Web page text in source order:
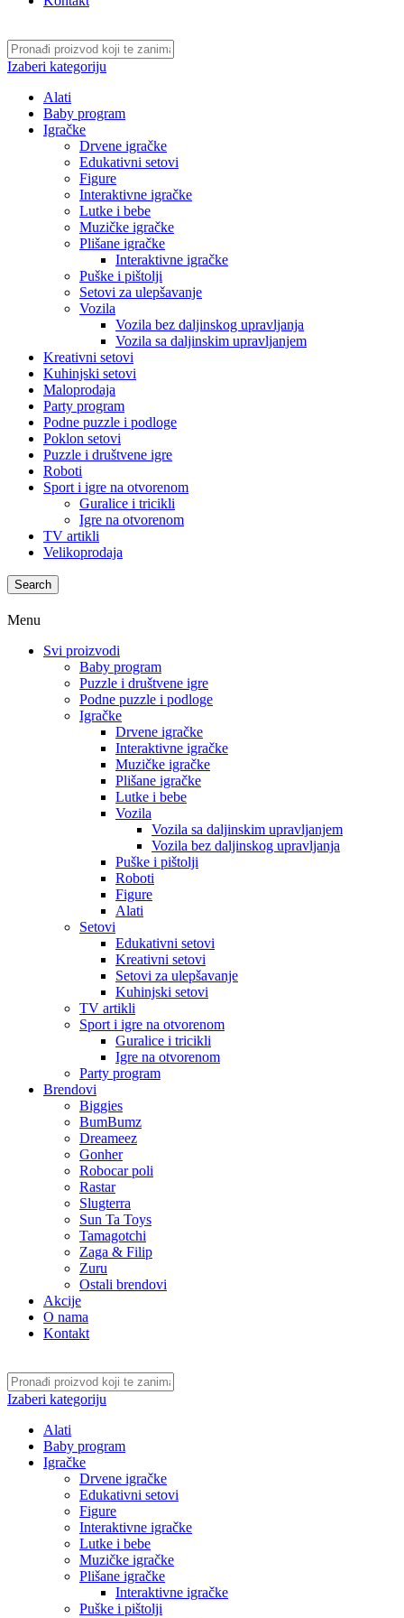
Izaberi kategoriju
Alati
Baby program
Igračke
Drvene igračke
Edukativni setovi
Figure
Interaktivne igračke
Lutke i bebe
Muzičke igračke
Plišane igračke
Interaktivne igračke
Puške i pištolji
Setovi za ulepšavanje
Vozila
Vozila bez daljinskog upravljanja
Vozila sa daljinskim upravljanjem
Kreativni setovi
Kuhinjski setovi
Maloprodaja
Party program
Podne puzzle i podloge
Poklon setovi
Puzzle i društvene igre
Roboti
Sport i igre na otvorenom
Guralice i tricikli
Igre na otvorenom
TV artikli
Velikoprodaja
Search
Menu
Svi proizvodi
Baby program
Puzzle i društvene igre
Podne puzzle i podloge
Igračke
Drvene igračke
Interaktivne igračke
Muzičke igračke
Plišane igračke
Lutke i bebe
Vozila
Vozila sa daljinskim upravljanjem
Vozila bez daljinskog upravljanja
Puške i pištolji
Roboti
Figure
Alati
Setovi
Edukativni setovi
Kreativni setovi
Setovi za ulepšavanje
Kuhinjski setovi
TV artikli
Sport i igre na otvorenom
Guralice i tricikli
Igre na otvorenom
Party program
Brendovi
Biggies
BumBumz
Dreameez
Gonher
Robocar poli
Rastar
Slugterra
Sun Ta Toys
Tamagotchi
Zaga & Filip
Zuru
Ostali brendovi
Akcije
O nama
Kontakt
Izaberi kategoriju
Alati
Baby program
Igračke
Drvene igračke
Edukativni setovi
Figure
Interaktivne igračke
Lutke i bebe
Muzičke igračke
Plišane igračke
Interaktivne igračke
Puške i pištolji